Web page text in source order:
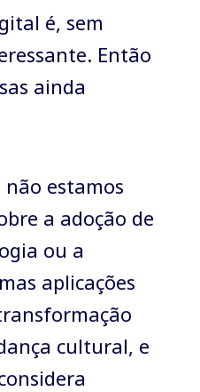
é, sem
Então
ainda
não estamos
a adoção de
ou a
aplicações
cultural, e